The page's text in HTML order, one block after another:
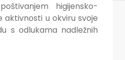
higijensko-
u okviru svoje
s odlukama nadležnih